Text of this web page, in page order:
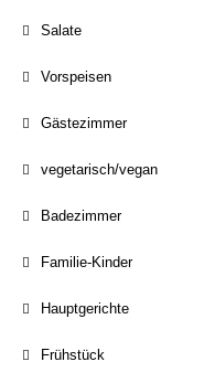
Salate
Vorspeisen
Gästezimmer
vegetarisch/vegan
Badezimmer
Familie-Kinder
Hauptgerichte
Frühstück